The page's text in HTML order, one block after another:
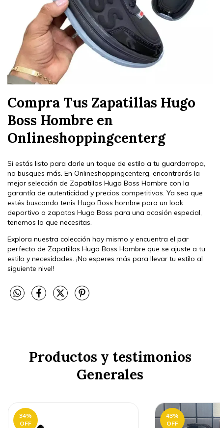
Compra Tus Zapatillas Hugo
Boss Hombre en
Onlineshoppingcenterg
Si estás listo para darle un toque de estilo a tu guardarropa,
no busques más. En Onlineshoppingcenterg, encontrarás la
mejor selección de Zapatillas Hugo Boss Hombre con la
garantía de autenticidad y precios competitivos. Ya sea que
estés buscando tenis Hugo Boss hombre para un look
deportivo o zapatos Hugo Boss para una ocasión especial,
tenemos lo que necesitas.
Explora nuestra colección hoy mismo y encuentra el par
perfecto de Zapatillas Hugo Boss Hombre que se ajuste a tu
estilo y necesidades. ¡No esperes más para llevar tu estilo al
siguiente nivel!
Productos y testimonios
Generales
34%
OFF
43%
OFF